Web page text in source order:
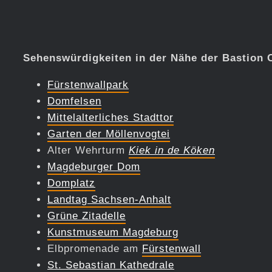
Sehenswürdigkeiten in der Nähe der Bastion
Fürstenwallpark
Domfelsen
Mittelalterliches Stadttor
Garten der Möllenvogtei
Alter Wehrturm Kiek in de Köken
Magdeburger Dom
Domplatz
Landtag Sachsen-Anhalt
Grüne Zitadelle
Kunstmuseum Magdeburg
Elbpromenade am Fürstenwall
St. Sebastian Kathedrale